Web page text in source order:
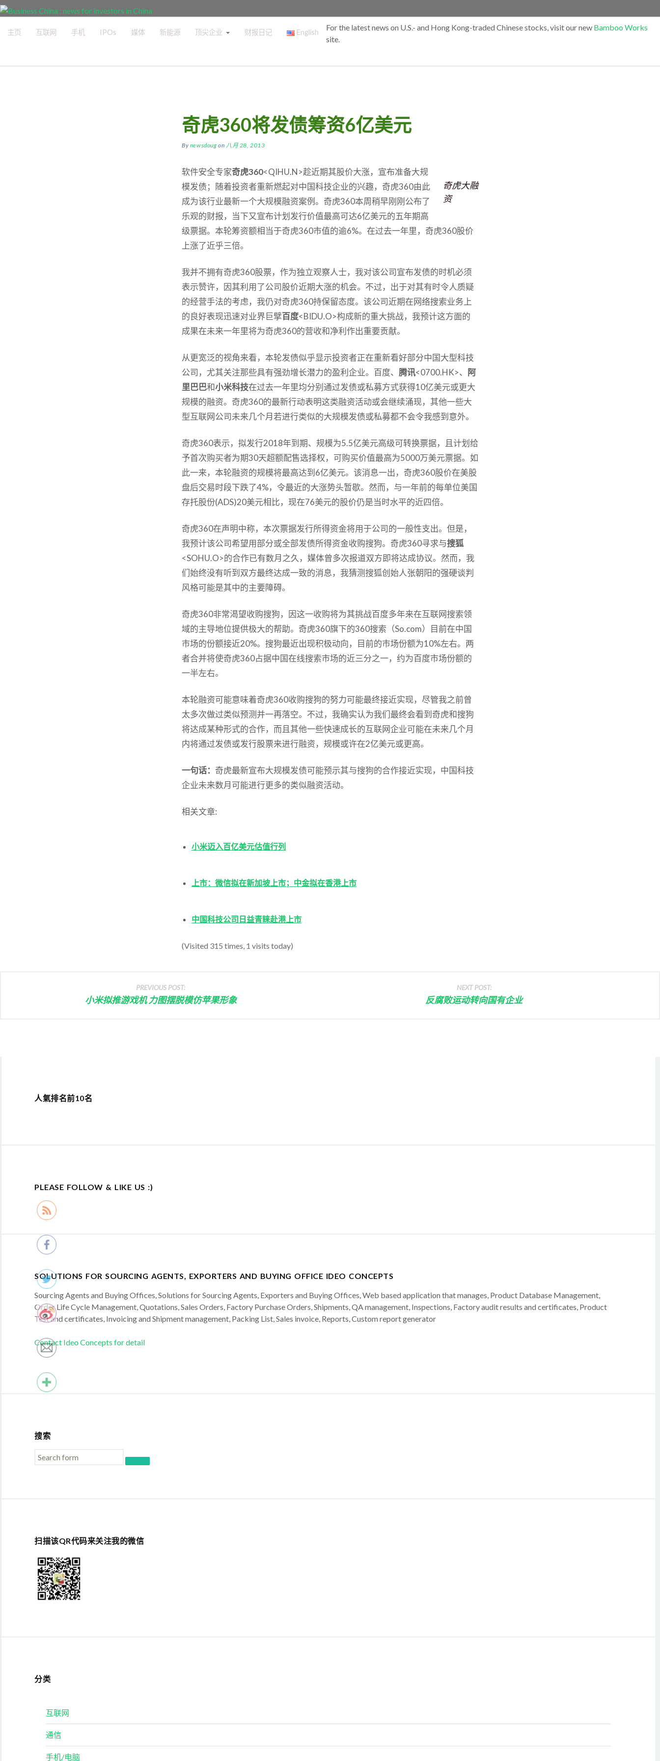
主页 互联网 手机 IPOs 媒体 新能源 顶尖企业 财报日记 English
For the latest news on U.S.- and Hong Kong-traded Chinese stocks, visit our new Bamboo Works
site.
奇虎360将发债筹资6亿美元
By newsdoug on 八月 28, 2013
奇虎大融
资
软件安全专家奇虎360<QIHU.N>趁近期其股价大涨，宣布准备大规
模发债；随着投资者重新燃起对中国科技企业的兴趣，奇虎360由此
成为该行业最新一个大规模融资案例。奇虎360本周稍早刚刚公布了
乐观的财报，当下又宣布计划发行价值最高可达6亿美元的五年期高
级票据。本轮筹资额相当于奇虎360市值的逾6%。在过去一年里，奇虎360股价
上涨了近乎三倍。
我并不拥有奇虎360股票，作为独立观察人士，我对该公司宣布发债的时机必须
表示赞许，因其利用了公司股价近期大涨的机会。不过，出于对其有时令人质疑
的经营手法的考虑，我仍对奇虎360持保留态度。该公司近期在网络搜索业务上
的良好表现迅速对业界巨擘百度<BIDU.O>构成新的重大挑战，我预计这方面的
成果在未来一年里将为奇虎360的营收和净利作出重要贡献。
从更宽泛的视角来看，本轮发债似乎显示投资者正在重新看好部分中国大型科技
公司，尤其关注那些具有强劲增长潜力的盈利企业。百度、 腾讯<0700.HK>、 阿
里巴巴和小米科技在过去一年里均分别通过发债或私募方式获得10亿美元或更大
规模的融资。奇虎360的最新行动表明这类融资活动或会继续涌现，其他一些大
型互联网公司未来几个月若进行类似的大规模发债或私募都不会令我感到意外。
奇虎360表示，拟发行2018年到期、规模为5.5亿美元高级可转换票据，且计划给
予首次购买者为期30天超额配售选择权，可购买价值最高为5000万美元票据。如
此一来，本轮融资的规模将最高达到6亿美元。该消息一出，奇虎360股价在美股
盘后交易时段下跌了4%，令最近的大涨势头暂歇。然而，与一年前的每单位美国
存托股份(ADS)20美元相比，现在76美元的股价仍是当时水平的近四倍。
奇虎360在声明中称，本次票据发行所得资金将用于公司的一般性支出。但是，
我预计该公司希望用部分或全部发债所得资金收购搜狗。奇虎360寻求与搜狐
<SOHU.O>的合作已有数月之久，媒体曾多次报道双方即将达成协议。然而，我
们始终没有听到双方最终达成一致的消息，我猜测搜狐创始人张朝阳的强硬谈判
风格可能是其中的主要障碍。
奇虎360非常渴望收购搜狗，因这一收购将为其挑战百度多年来在互联网搜索领
域的主导地位提供极大的帮助。奇虎360旗下的360搜索（So.com）目前在中国
市场的份额接近20%。搜狗最近出现积极动向，目前的市场份额为10%左右。两
者合并将使奇虎360占据中国在线搜索市场的近三分之一，约为百度市场份额的
一半左右。
本轮融资可能意味着奇虎360收购搜狗的努力可能最终接近实现，尽管我之前曾
太多次做过类似预测并一再落空。不过，我确实认为我们最终会看到奇虎和搜狗
将达成某种形式的合作，而且其他一些快速成长的互联网企业可能在未来几个月
内将通过发债或发行股票来进行融资，规模或许在2亿美元或更高。
一句话： 奇虎最新宣布大规模发债可能预示其与搜狗的合作接近实现，中国科技
企业未来数月可能进行更多的类似融资活动。
相关文章:
小米迈入百亿美元估值行列
上市：微信拟在新加坡上市；中金拟在香港上市
中国科技公司日益青睐赴港上市
(Visited 315 times, 1 visits today)
PREVIOUS POST:
小米拟推游戏机 力图摆脱模仿苹果形象
NEXT POST:
反腐败运动转向国有企业
人氣排名前10名
PLEASE FOLLOW & LIKE US :)
SOLUTIONS FOR SOURCING AGENTS, EXPORTERS AND BUYING OFFICE IDEO CONCEPTS
Sourcing Agents and Buying Offices, Solutions for Sourcing Agents, Exporters and Buying Offices, Web based application that manages, Product Database Management,
Order Life Cycle Management, Quotations, Sales Orders, Factory Purchase Orders, Shipments, QA management, Inspections, Factory audit results and certificates, Product
Test and certificates, Invoicing and Shipment management, Packing List, Sales invoice, Reports, Custom report generator
Contact Ideo Concepts for detail
搜索
扫描该QR代码来关注我的微信
分类
互联网
通信
手机/电脑